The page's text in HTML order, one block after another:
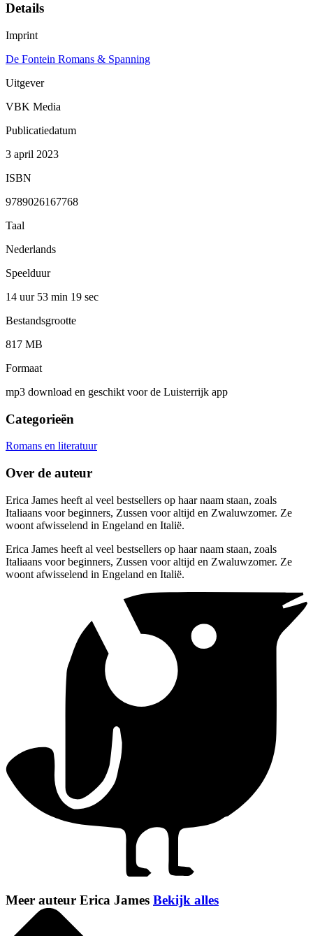
Details
Imprint
De Fontein Romans & Spanning
Uitgever
VBK Media
Publicatiedatum
3 april 2023
ISBN
9789026167768
Taal
Nederlands
Speelduur
14 uur 53 min 19 sec
Bestandsgrootte
817 MB
Formaat
mp3 download en geschikt voor de Luisterrijk app
Categorieën
Romans en literatuur
Over de auteur
Erica James heeft al veel bestsellers op haar naam staan, zoals
Italiaans voor beginners, Zussen voor altijd en Zwaluwzomer. Ze
woont afwisselend in Engeland en Italië.
Erica James heeft al veel bestsellers op haar naam staan, zoals
Italiaans voor beginners, Zussen voor altijd en Zwaluwzomer. Ze
woont afwisselend in Engeland en Italië.
Meer auteur Erica James Bekijk alles